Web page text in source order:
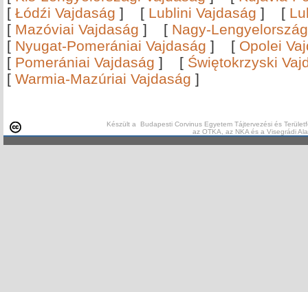
[ Łódźi Vajdaság ] [ Lublini Vajdaság ] [
[ Mazóviai Vajdaság ] [ Nagy-
[ Nyugat-Pomerániai Vajdaság ] [ Opolei
[ Pomerániai Vajdaság ] [ Świętokrzyski
[ Warmia-Mazúriai Vajdaság ]
Készült a Budapesti Corvinus Egyetem Tájtervezési és
az OTKA, az NKA és a Visegrádi